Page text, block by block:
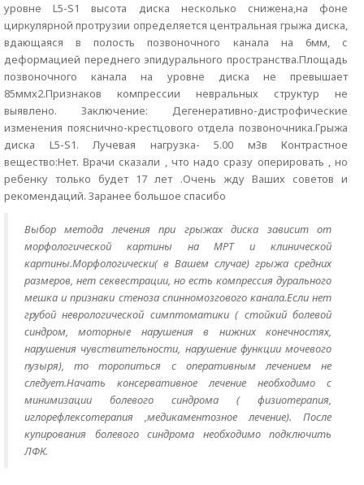
уровне L5-S1 высота диска несколько снижена,на фоне
циркулярной протрузии определяется центральная грыжа диска,
вдающаяся в полость позвоночного канала на 6мм, с
деформацией переднего эпидурального пространства.Площадь
позвоночного канала на уровне диска не превышает
85ммх2.Признаков компрессии невральных структур не
выявлено. Заключение: Дегенеративно-дистрофические
изменения пояснично-крестцового отдела позвоночника.Грыжа
диска L5-S1. Лучевая нагрузка- 5.00 мЗв Контрастное
вещество:Нет. Врачи сказали , что надо сразу оперировать , но
ребенку только будет 17 лет .Очень жду Ваших советов и
рекомендаций. Заранее большое спасибо
Выбор метода лечения при грыжах диска зависит от
морфологической картины на МРТ и клинической
картины.Морфологически( в Вашем случае) грыжа средних
размеров, нет секвестрации, но есть компрессия дурального
мешка и признаки стеноза спинномозгового канала.Если нет
грубой неврологической симптоматики ( стойкий болевой
синдром, моторные нарушения в нижних конечностях,
нарушения чувствительности, нарушение функции мочевого
пузыря), то торопиться с оперативным лечением не
следует.Начать консервативное лечение необходимо с
минимизации болевого синдрома ( физиотерапия,
иглорефлексотерапия ,медикаментозное лечение). После
купирования болевого синдрома необходимо подключить
ЛФК.